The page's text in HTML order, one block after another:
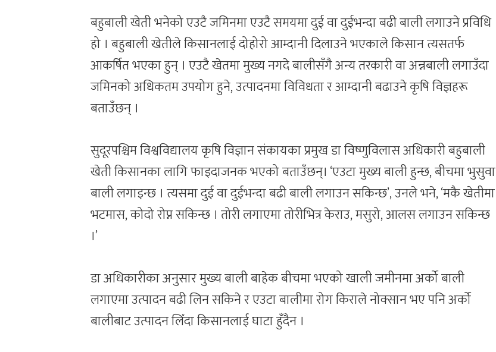
बहुबाली खेती भनेको एउटै जमिनमा एउटै समयमा दुई वा दुईभन्दा बढी बाली लगाउने प्रविधि
हो । बहुबाली खेतीले किसानलाई दोहोरो आम्दानी दिलाउने भएकाले किसान त्यसतर्फ
आकर्षित भएका हुन् । एउटै खेतमा मुख्य नगदे बालीसँगै अन्य तरकारी वा अन्नबाली लगाउँदा
जमिनको अधिकतम उपयोग हुने, उत्पादनमा विविधता र आम्दानी बढाउने कृषि विज्ञहरू
बताउँछन् ।
सुदूरपश्चिम विश्वविद्यालय कृषि विज्ञान संकायका प्रमुख डा विष्णुविलास अधिकारी बहुबाली
खेती किसानका लागि फाइदाजनक भएको बताउँछन्। ‘एउटा मुख्य बाली हुन्छ, बीचमा भुसुवा
बाली लगाइन्छ । त्यसमा दुई वा दुईभन्दा बढी बाली लगाउन सकिन्छ’, उनले भने, ‘मकै खेतीमा
भटमास, कोदो रोप्न सकिन्छ । तोरी लगाएमा तोरीभित्र केराउ, मसुरो, आलस लगाउन सकिन्छ
।’
डा अधिकारीका अनुसार मुख्य बाली बाहेक बीचमा भएको खाली जमीनमा अर्को बाली
लगाएमा उत्पादन बढी लिन सकिने र एउटा बालीमा रोग किराले नोक्सान भए पनि अर्को
बालीबाट उत्पादन लिँदा किसानलाई घाटा हुँदैन ।